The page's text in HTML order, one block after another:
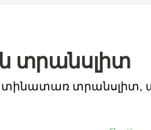
տրանսլիտ
տրանսլիտ,